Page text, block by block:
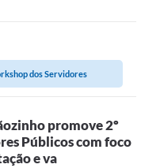
dos Servidores
promove 2º
Públicos com foco
e va